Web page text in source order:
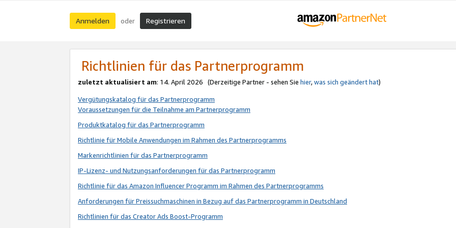
Anmelden oder Registrieren
Richtlinien für das Partnerprogramm
zuletzt aktualisiert am: 14. April 2026 (Derzeitige Partner - sehen Sie hier,was sich geändert hat)
Vergütungskatalog für das Partnerprogramm
Voraussetzungen für die Teilnahme am Partnerprogramm
Produktkatalog für das Partnerprogramm
Richtlinie für Mobile Anwendungen im Rahmen des Partnerprogramms
Markenrichtlinien für das Partnerprogramm
IP-Lizenz- und Nutzungsanforderungen für das Partnerprogramm
Richtlinie für das Amazon Influencer Programm im Rahmen des Partnerprogramms
Anforderungen für Preissuchmaschinen in Bezug auf das Partnerprogramm in Deutschland
Richtlinien für das Creator Ads Boost-Programm